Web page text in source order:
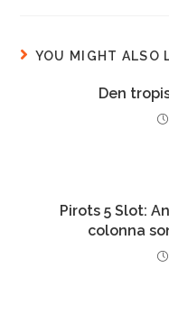
YOU MIGHT ALSO
Den
Pirots 5 Slot:
colonna